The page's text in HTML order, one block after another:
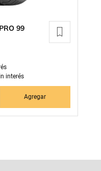
99
interés
Agregar